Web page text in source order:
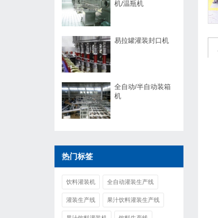
机/温瓶机
易拉罐灌装封口机
全自动/半自动装箱
机
热门标签
饮料灌装机 全自动灌装生产线
灌装生产线 果汁饮料灌装生产线